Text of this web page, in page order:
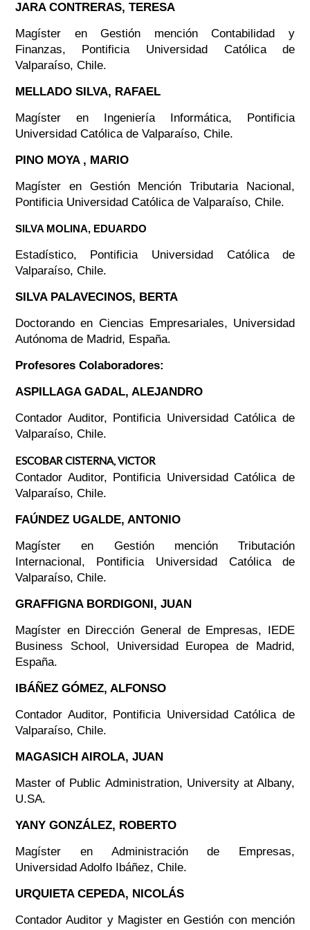
JARA CONTRERAS, TERESA
Magíster en Gestión mención Contabilidad y
Finanzas, Pontificia Universidad Católica de
Valparaíso, Chile.
MELLADO SILVA, RAFAEL
Magíster en Ingeniería Informática, Pontificia
Universidad Católica de Valparaíso, Chile.
PINO MOYA , MARIO
Magíster en Gestión Mención Tributaria Nacional,
Pontificia Universidad Católica de Valparaíso, Chile.
SILVA MOLINA, EDUARDO
Estadístico, Pontificia Universidad Católica de
Valparaíso, Chile.
SILVA PALAVECINOS, BERTA
Doctorando en Ciencias Empresariales, Universidad
Autónoma de Madrid, España.
Profesores Colaboradores:
ASPILLAGA GADAL, ALEJANDRO
Contador Auditor, Pontificia Universidad Católica de
Valparaíso, Chile.
ESCOBAR CISTERNA, VICTOR
Contador Auditor, Pontificia Universidad Católica de
Valparaíso, Chile.
FAÚNDEZ UGALDE, ANTONIO
Magíster en Gestión mención Tributación
Internacional, Pontificia Universidad Católica de
Valparaíso, Chile.
GRAFFIGNA BORDIGONI, JUAN
Magíster en Dirección General de Empresas, IEDE
Business School, Universidad Europea de Madrid,
España.
IBÁÑEZ GÓMEZ, ALFONSO
Contador Auditor, Pontificia Universidad Católica de
Valparaíso, Chile.
MAGASICH AIROLA, JUAN
Master of Public Administration, University at Albany,
U.SA.
YANY GONZÁLEZ, ROBERTO
Magíster en Administración de Empresas,
Universidad Adolfo Ibáñez, Chile.
URQUIETA CEPEDA, NICOLÁS
Contador Auditor y Magister en Gestión con mención